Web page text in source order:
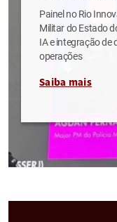
Painel no Rio
Militar do Estado
IA e integração de
operações
Saiba mais